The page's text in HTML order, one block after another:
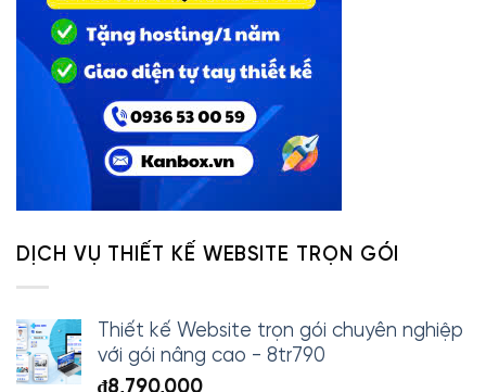
DỊCH VỤ THIẾT KẾ WEBSITE TRỌN GÓI
Thiết kế Website trọn gói chuyên nghiệp
với gói nâng cao - 8tr790
₫8,790,000